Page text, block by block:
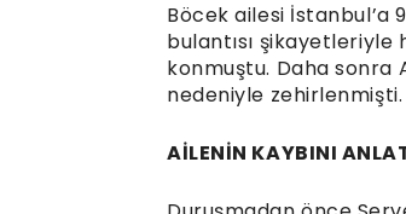
Böcek ailesi İstanbul’a
bulantısı şikayetleriyle
konmuştu. Daha sonra
nedeniyle zehirlenmişti.
AİLENİN KAYBINI